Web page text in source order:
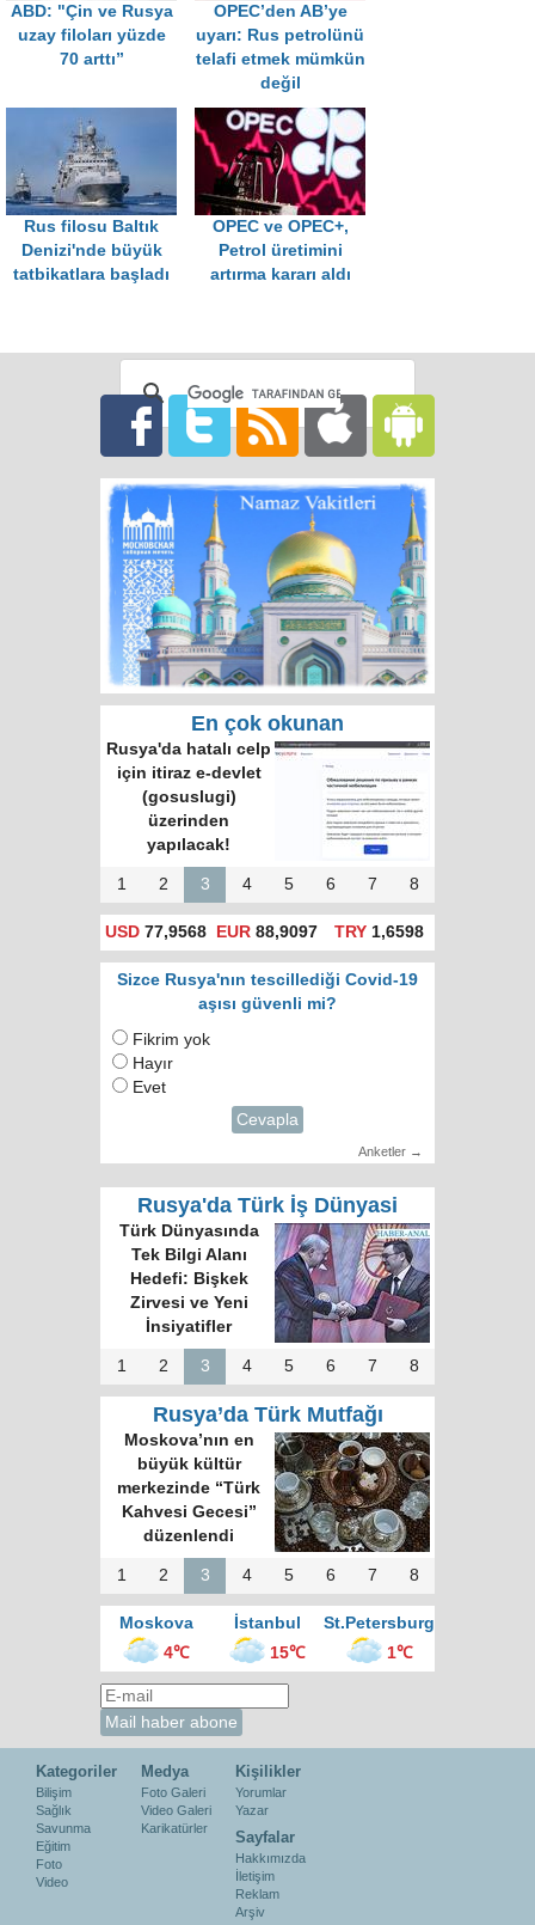
ABD: "Çin ve Rusya
uzay filoları yüzde
70 arttı”
OPEC’den AB’ye
uyarı: Rus petrolünü
telafi etmek mümkün
değil
Rus filosu Baltık
Denizi'nde büyük
tatbikatlara başladı
OPEC ve OPEC+,
Petrol üretimini
artırma kararı aldı
En çok okunan
Rusya'da hatalı celp
için itiraz e-devlet
(gosuslugi)
üzerinden
yapılacak!
1 2 3 4 5 6 7 8
USD 77,9568 EUR 88,9097 TRY1,6598
Sizce Rusya'nın tescillediği Covid-19
aşısı güvenli mi?
Fikrim yok
Hayır
Evet
Cevapla
Anketler →
Rusya'da Türk İş Dünyasi
Türk Dünyasında
Tek Bilgi Alanı
Hedefi: Bişkek
Zirvesi ve Yeni
İnsiyatifler
1 2 3 4 5 6 7 8
Rusya’da Türk Mutfağı
Moskova’nın en
büyük kültür
merkezinde “Türk
Kahvesi Gecesi”
düzenlendi
1 2 3 4 5 6 7 8
Moskova İstanbul
St.Petersburg
4℃
15℃ 1℃
Kategoriler
Bilişim
Sağlık
Savunma
Eğitim
Foto
Video
Medya
Foto Galeri
Video Galeri
Karikatürler
Kişilikler
Yorumlar
Yazar
Sayfalar
Hakkımızda
İletişim
Reklam
Arşiv